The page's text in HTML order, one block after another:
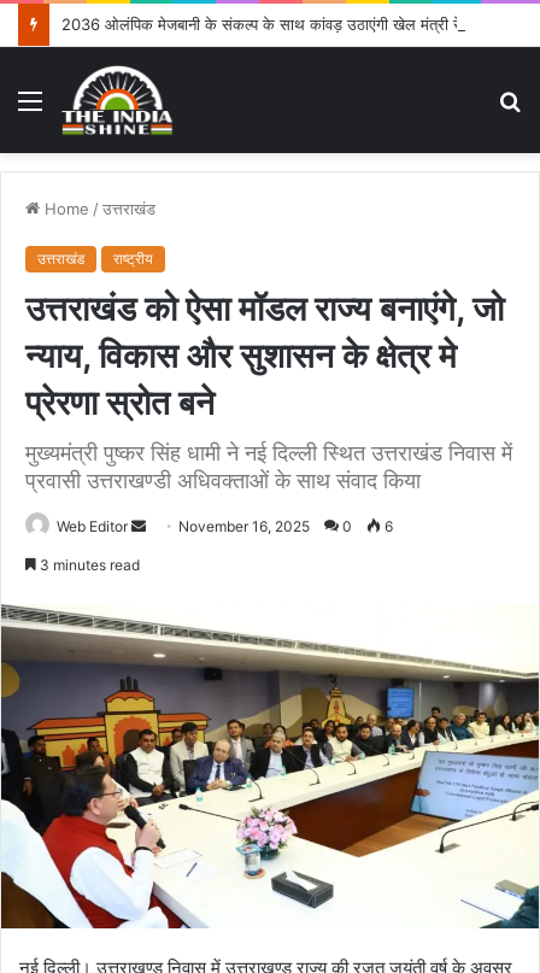
Menu
Home /उत्तराखंड
उत्तराखंड राष्ट्रीय
उत्तराखंड को ऐसा मॉडल राज्य बनाएंगे, जो
न्याय, विकास और सुशासन के क्षेत्र मे
प्रेरणा स्रोत बने
मुख्यमंत्री पुष्कर सिंह धामी ने नई दिल्ली स्थित उत्तराखंड निवास में
प्रवासी उत्तराखण्डी अधिवक्ताओं के साथ संवाद किया
Web Editor
a
e
m
a
i
l
November 16, 2025 0 6
3 minutes read
नई दिल्ली। उत्तराखण्ड निवास में उत्तराखण्ड राज्य की रजत जयंती वर्ष के अवसर